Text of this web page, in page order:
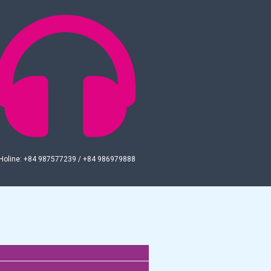
Holine: +84 987577239 / +84 986979888